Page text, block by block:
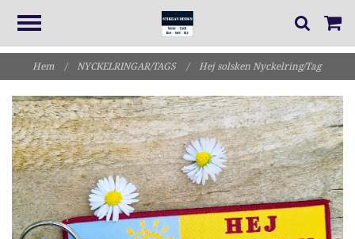
Hem / NYCKELRINGAR/TAGS / Hej solsken Nyckelring/Tag